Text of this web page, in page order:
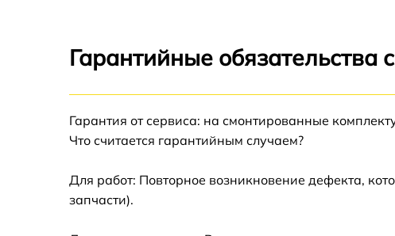
Замена сенсора Zanussi IKZ 6420 BB
Гарантийные обязательства
Гарантия от сервиса: на смонтированные
Что считается гарантийным случаем?
Для работ: Повторное возникновение дефекта,
запчасти).